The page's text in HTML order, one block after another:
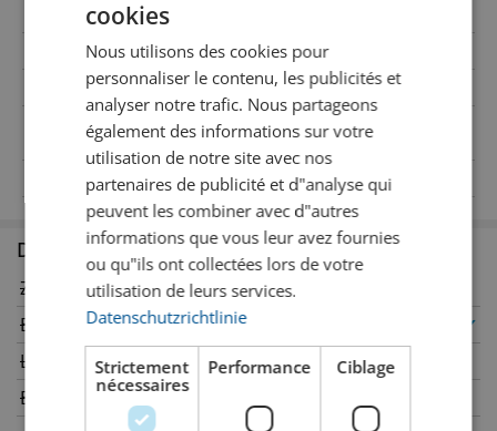
Type de vin
Type de raisin
Pinot Noir
Température
16° C
Convient à
Tournedos, Chateaubriand, ris
de veau, volaille
Degré d'alcool
13% Vol.Alc.
Disponible en succursale
Zurich
Berne
Lucerne
Bâle
✔
Oerlikon
cookies
Nous utilisons des cookies pour
personnaliser le contenu, les publicités et
analyser notre trafic. Nous partageons
également des informations sur votre
utilisation de notre site avec nos
partenaires de publicité et d"analyse qui
peuvent les combiner avec d"autres
informations que vous leur avez fournies
ou qu"ils ont collectées lors de votre
utilisation de leurs services.
Datenschutzrichtlinie
Strictement
nécessaires
Performance Ciblage